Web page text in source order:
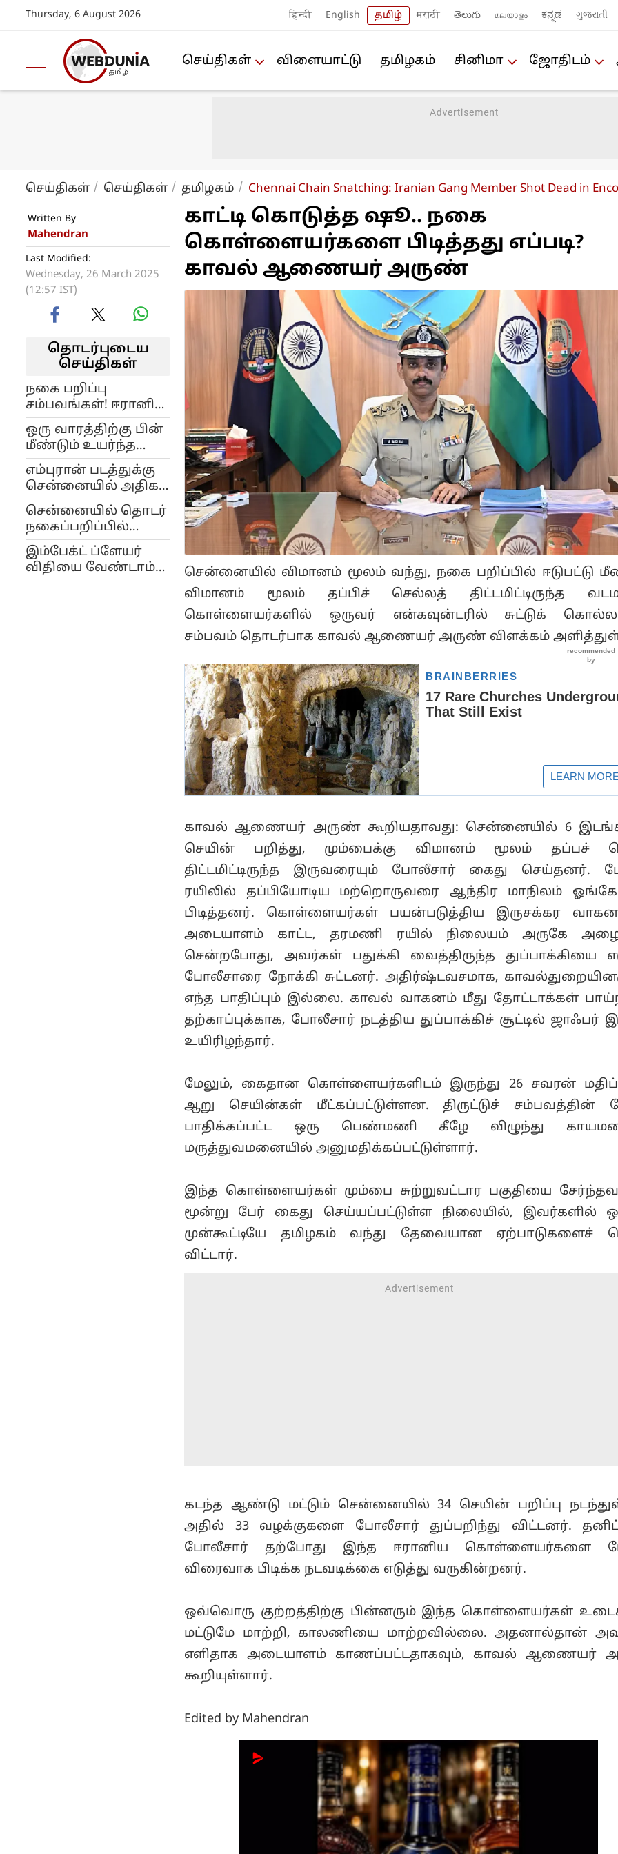
Thursday, 6 August 2026 हिन्दी English தமிழ் मराठी తెలుగు മലയാളം ಕನ್ನಡ ગુજરાતી
செய்திகள் விளையா‌ட்டு த‌மிழக‌ம் சினிமா ஜோ‌திட‌ம்
செய்திகள் செய்திகள் த‌மிழக‌ம் Chennai Chain Snatching: Iranian Gang Member Shot Dead in
Written By
Mahendran
Last Modified:
Wednesday, 26 March 2025
(12:57 IST)
தொடர்புடைய
செய்திகள்
நகை பறிப்பு
சம்பவங்கள்! ஈரானி
கும்பல் யார்?
சென்னையை குறி
வைத்தது எப்படி?
ஒரு வாரத்திற்கு பின்
மீண்டும் உயர்ந்த
தங்கம் விலை..
இன்றைய சென்னை
நிலவரம்..!
எம்புரான் படத்துக்கு
சென்னையில் அதிகக்
காட்சிகள்.. மாஸ்
காட்டும் மோகன்லால்
& பிருத்விராஜ்
கூட்டணி!
சென்னையில் தொடர்
நகைப்பறிப்பில்
ஈடுபட்டவர்
என்கவுண்டரில் சுட்டு
கொலை: பரபரப்பு
இம்பேக்ட் ப்ளேயர்
விதியை வேண்டாம்
காட்டி கொடுத்த ஷூ.. நகை
கொள்ளையர்களை பிடித்தது எப்படி?
காவல் ஆணையர் அருண்
சென்னையில் விமானம் மூலம் வந்து, நகை பறிப்பில் ஈடுபட்டு
விமானம் மூலம் தப்பிச் செல்லத் திட்டமிட்டிருந்த
கொள்ளையர்களில் ஒருவர் என்கவுன்டரில் சுட்டுக்
சம்பவம் தொடர்பாக காவல் ஆணையர் அருண் விளக்கம்
காவல் ஆணையர் அருண் கூறியதாவது: சென்னையில் 6
செயின் பறித்து, மும்பைக்கு விமானம் மூலம் தப்பச்
திட்டமிட்டிருந்த இருவரையும் போலீசார் கைது செய்தனர்.
ரயிலில் தப்பியோடிய மற்றொருவரை ஆந்திர மாநிலம்
பிடித்தனர். கொள்ளையர்கள் பயன்படுத்திய இருசக்கர
அடையாளம் காட்ட, தரமணி ரயில் நிலையம் அருகே
சென்றபோது, அவர்கள் பதுக்கி வைத்திருந்த துப்பாக்கியை
போலீசாரை நோக்கி சுட்டனர். அதிர்ஷ்டவசமாக,
எந்த பாதிப்பும் இல்லை. காவல் வாகனம் மீது தோட்டாக்கள்
தற்காப்புக்காக, போலீசார் நடத்திய துப்பாக்கிச் சூட்டில் ஜாஃபர்
உயிரிழந்தார்.
மேலும், கைதான கொள்ளையர்களிடம் இருந்து 26 சவரன்
ஆறு செயின்கள் மீட்கப்பட்டுள்ளன. திருட்டுச் சம்பவத்தின்
பாதிக்கப்பட்ட ஒரு பெண்மணி கீழே விழுந்து
மருத்துவமனையில் அனுமதிக்கப்பட்டுள்ளார்.
இந்த கொள்ளையர்கள் மும்பை சுற்றுவட்டார பகுதியை
மூன்று பேர் கைது செய்யப்பட்டுள்ள நிலையில், இவர்களில்
முன்கூட்டியே தமிழகம் வந்து தேவையான ஏற்பாடுகளைச்
விட்டார்.
கடந்த ஆண்டு மட்டும் சென்னையில் 34 செயின் பறிப்பு
அதில் 33 வழக்குகளை போலீசார் துப்பறிந்து விட்டனர்.
போலீசார் தற்போது இந்த ஈரானிய கொள்ளையர்களை
விரைவாக பிடிக்க நடவடிக்கை எடுத்து வருகின்றனர்.
ஒவ்வொரு குற்றத்திற்கு பின்னரும் இந்த கொள்ளையர்கள்
மட்டுமே மாற்றி, காலணியை மாற்றவில்லை. அதனால்தான்
எளிதாக அடையாளம் காணப்பட்டதாகவும், காவல் ஆணையர்
கூறியுள்ளார்.
Edited by Mahendran